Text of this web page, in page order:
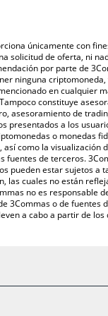
nuestra tabla de
encuentra arriba para
en las principales
únicamente con
solicitud de oferta, ni
por parte de
ninguna
en cualquier
constituye
asesoramiento de
presentados a los
o monedas
así como la visualización
fuentes de terceros.
pueden estar sujetos a
las cuales no están
no es responsable
3Commas o de fuentes
a cabo a partir de